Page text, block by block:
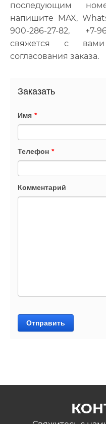
последующим
напишите MAX,
900-286-27-82, +7-
свяжется с вами
согласования заказа.
Заказать
Имя *
Телефон *
Комментарий
Отправить